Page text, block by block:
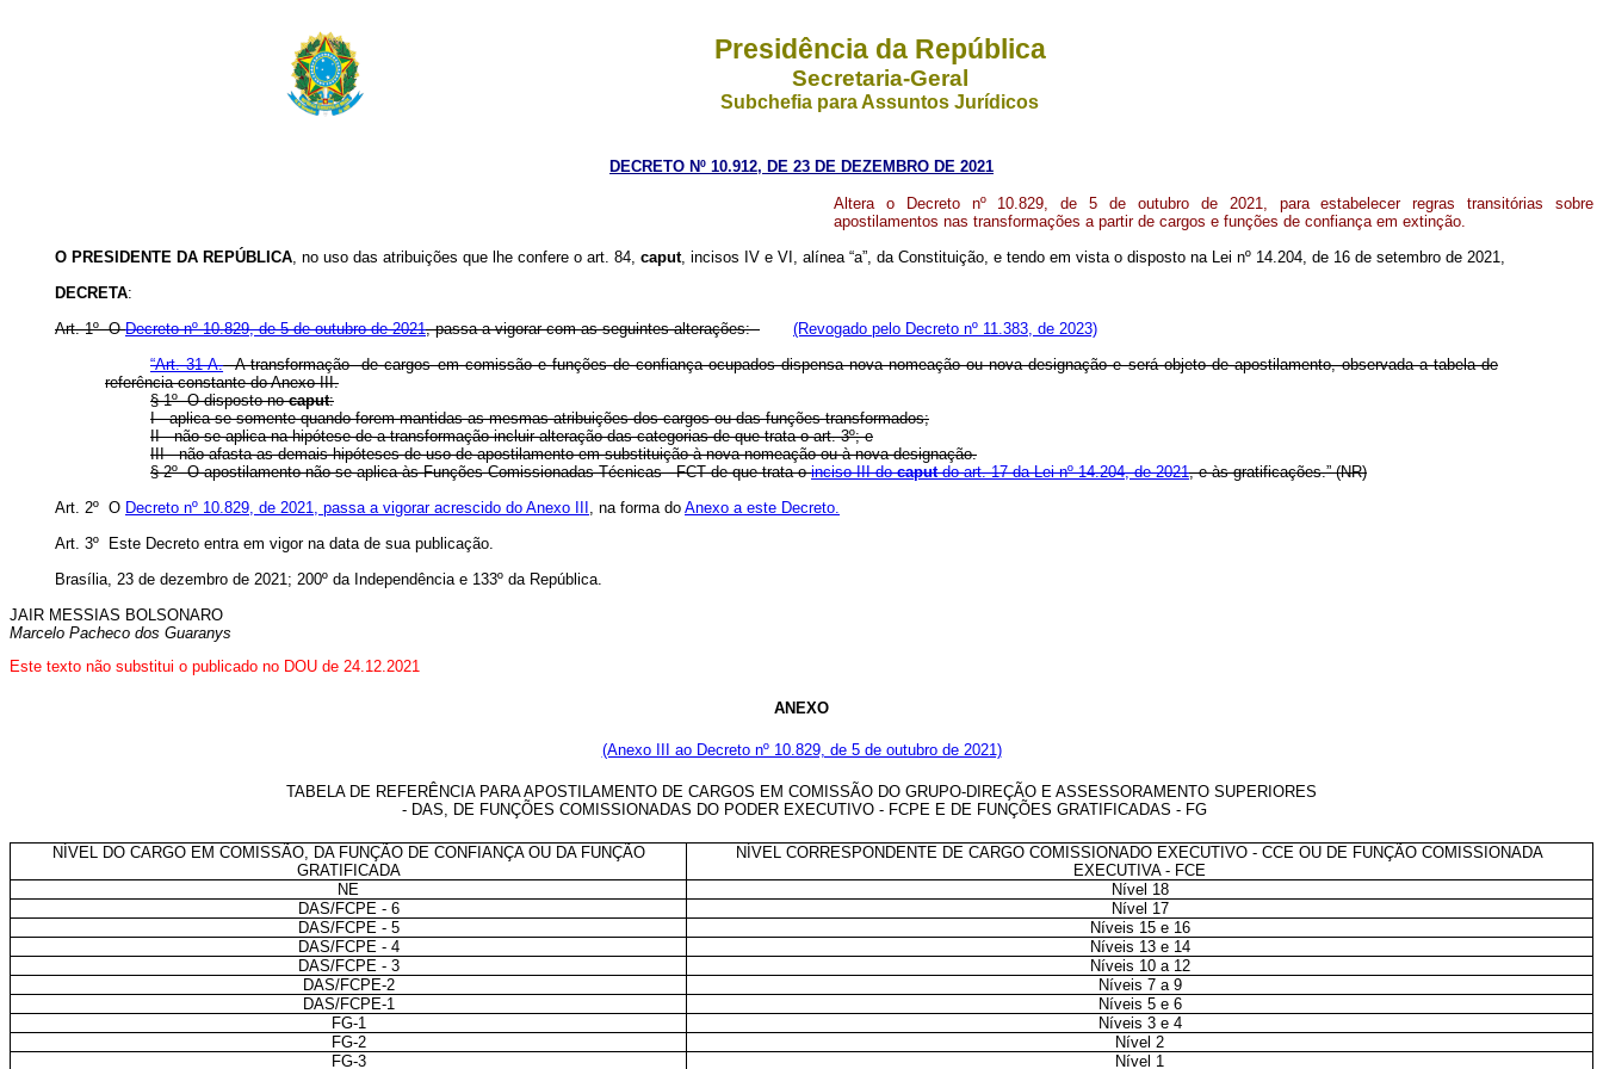
Presidência da República
Secretaria-Geral
Subchefia para Assuntos Jurídicos
DECRETO Nº 10.912, DE 23 DE DEZEMBRO DE 2021
Altera o Decreto nº 10.829, de 5 de outubro de 2021, para estabelecer regras transitórias sobre
apostilamentos nas transformações a partir de cargos e funções de confiança em extinção.
O PRESIDENTE DA REPÚBLICA, no uso das atribuições que lhe confere o art. 84, caput, incisos IV e VI, alínea “a”, da Constituição, e tendo em vista o disposto na Lei nº 14.204, de 16 de setembro de 2021,
DECRETA:
Art. 1º ODecreto nº 10.829, de 5 de outubro de 2021, passa a vigorar com as seguintes alterações:
(Revogado pelo Decreto nº 11.383, de 2023)
“Art. 31-A.A transformação de cargos em comissão e funções de confiança ocupados dispensa nova nomeação ou nova designação e será objeto de apostilamento, observada a tabela de
referência constante do Anexo III.
§ 1º O disposto nocaput:
I - aplica-se somente quando forem mantidas as mesmas atribuições dos cargos ou das funções transformados;
II - não se aplica na hipótese de a transformação incluir alteração das categorias de que trata o art. 3º; e
III - não afasta as demais hipóteses de uso de apostilamento em substituição à nova nomeação ou à nova designação.
§ 2º O apostilamento não se aplica às Funções Comissionadas Técnicas - FCT de que trata oinciso III docaputdo art. 17 da Lei nº 14.204, de 2021, e às gratificações.” (NR)
Art. 2º O Decreto nº 10.829, de 2021, passa a vigorar acrescido do Anexo III , na forma do Anexo a este Decreto.
Art. 3º Este Decreto entra em vigor na data de sua publicação.
Brasília, 23 de dezembro de 2021; 200º da Independência e 133º da República.
JAIR MESSIAS BOLSONARO
Marcelo Pacheco dos Guaranys
Este texto não substitui o publicado no DOU de 24.12.2021
ANEXO
(Anexo III ao Decreto nº 10.829, de 5 de outubro de 2021)
TABELA DE REFERÊNCIA PARA APOSTILAMENTO DE CARGOS EM COMISSÃO DO GRUPO-DIREÇÃO E ASSESSORAMENTO SUPERIORES
- DAS, DE FUNÇÕES COMISSIONADAS DO PODER EXECUTIVO - FCPE E DE FUNÇÕES GRATIFICADAS - FG
NÍVEL DO CARGO EM COMISSÃO, DA FUNÇÃO DE CONFIANÇA OU DA FUNÇÃO
GRATIFICADA
NÍVEL CORRESPONDENTE DE CARGO COMISSIONADO EXECUTIVO - CCE OU DE FUNÇÃO COMISSIONADA
EXECUTIVA - FCE
NE
Nível 18
DAS/FCPE - 6
Nível 17
DAS/FCPE - 5
Níveis 15 e 16
DAS/FCPE - 4
Níveis 13 e 14
DAS/FCPE - 3
Níveis 10 a 12
DAS/FCPE-2
Níveis 7 a 9
DAS/FCPE-1
Níveis 5 e 6
FG-1
Níveis 3 e 4
FG-2
Nível 2
FG-3
Nível 1